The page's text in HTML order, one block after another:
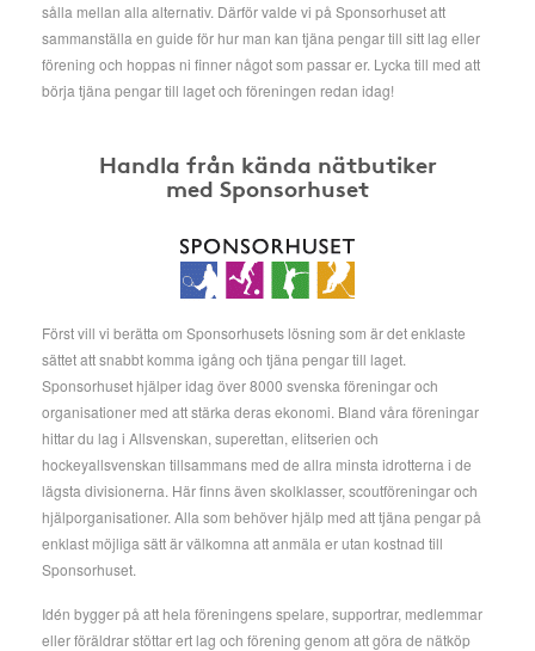
sålla mellan alla alternativ. Därför valde vi på Sponsorhuset att
sammanställa en guide för hur man kan tjäna pengar till sitt lag eller
förening och hoppas ni finner något som passar er. Lycka till med att
börja tjäna pengar till laget och föreningen redan idag!
Handla från kända nätbutiker
med Sponsorhuset
Först vill vi berätta om Sponsorhusets lösning som är det enklaste
sättet att snabbt komma igång och tjäna pengar till laget.
Sponsorhuset hjälper idag över 8000 svenska föreningar och
organisationer med att stärka deras ekonomi. Bland våra föreningar
hittar du lag i Allsvenskan, superettan, elitserien och
hockeyallsvenskan tillsammans med de allra minsta idrotterna i de
lägsta divisionerna. Här finns även skolklasser, scoutföreningar och
hjälporganisationer. Alla som behöver hjälp med att tjäna pengar på
enklast möjliga sätt är välkomna att anmäla er utan kostnad till
Sponsorhuset.
Idén bygger på att hela föreningens spelare, supportrar, medlemmar
eller föräldrar stöttar ert lag och förening genom att göra de nätköp